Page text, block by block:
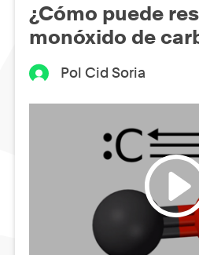
¿Cómo puede
monóxido de
Pol Cid Soria